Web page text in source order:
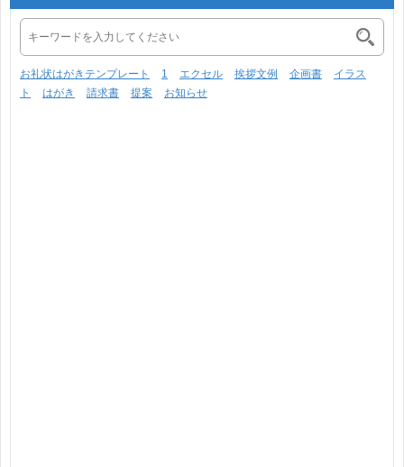
お礼状はがきテンプレート 1 エクセル 挨拶文例 企画書
イラス
ト
はがき 請求書 提案 お知らせ